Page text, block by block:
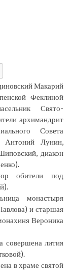
Макарий
Феклиной
Свято-
архимандрит
Совета
Антоний Лунин,
диакон
обители под
монастыря
и старшая
Вероника
совершена лития
в храме святой